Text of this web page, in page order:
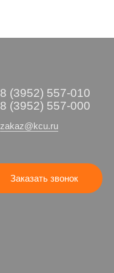
8 (3952) 557-010
8 (3952) 557-000
zakaz@kcu.ru
Заказать звонок